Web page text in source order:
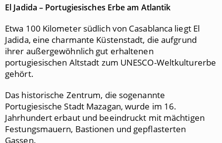
El Jadida – Portugiesisches Erbe am Atlantik
Etwa 100 Kilometer südlich von Casablanca liegt El
Jadida, eine charmante Küstenstadt, die aufgrund
ihrer außergewöhnlich gut erhaltenen
portugiesischen Altstadt zum UNESCO-Weltkulturerbe
gehört.
Das historische Zentrum, die sogenannte
Portugiesische Stadt Mazagan, wurde im 16.
Jahrhundert erbaut und beeindruckt mit mächtigen
Festungsmauern, Bastionen und gepflasterten
Gassen.